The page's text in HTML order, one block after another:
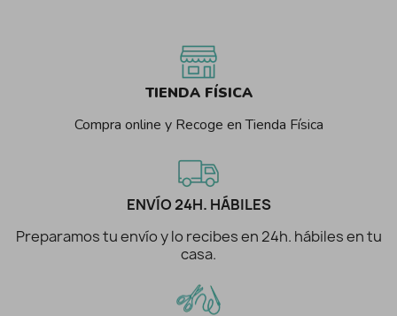
TIENDA FÍSICA
Compra online y Recoge en Tienda Física
ENVÍO 24H. HÁBILES
Preparamos tu envío y lo recibes en 24h. hábiles en tu
casa.